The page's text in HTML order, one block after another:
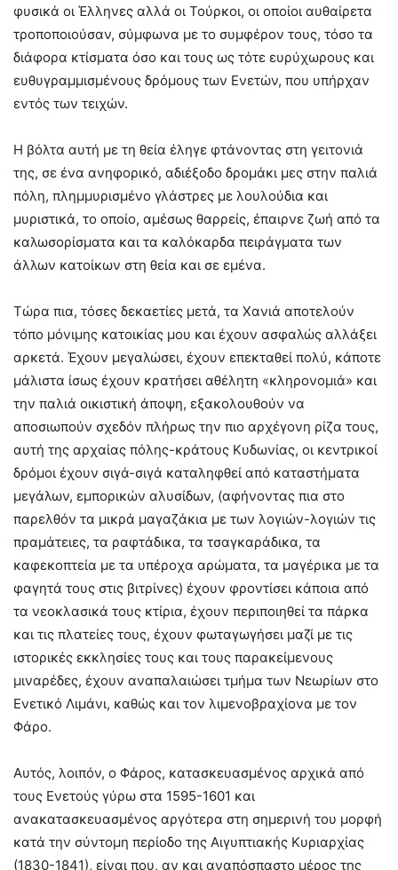
φυσικά οι Έλληνες αλλά οι Τούρκοι, οι οποίοι αυθαίρετα
τροποποιούσαν, σύμφωνα με το συμφέρον τους, τόσο τα
διάφορα κτίσματα όσο και τους ως τότε ευρύχωρους και
ευθυγραμμισμένους δρόμους των Ενετών, που υπήρχαν
εντός των τειχών.
Η βόλτα αυτή με τη θεία έληγε φτάνοντας στη γειτονιά
της, σε ένα ανηφορικό, αδιέξοδο δρομάκι μες στην παλιά
πόλη, πλημμυρισμένο γλάστρες με λουλούδια και
μυριστικά, το οποίο, αμέσως θαρρείς, έπαιρνε ζωή από τα
καλωσορίσματα και τα καλόκαρδα πειράγματα των
άλλων κατοίκων στη θεία και σε εμένα.
Τώρα πια, τόσες δεκαετίες μετά, τα Χανιά αποτελούν
τόπο μόνιμης κατοικίας μου και έχουν ασφαλώς αλλάξει
αρκετά. Έχουν μεγαλώσει, έχουν επεκταθεί πολύ, κάποτε
μάλιστα ίσως έχουν κρατήσει αθέλητη «κληρονομιά» και
την παλιά οικιστική άποψη, εξακολουθούν να
αποσιωπούν σχεδόν πλήρως την πιο αρχέγονη ρίζα τους,
αυτή της αρχαίας πόλης-κράτους Κυδωνίας, οι κεντρικοί
δρόμοι έχουν σιγά-σιγά καταληφθεί από καταστήματα
μεγάλων, εμπορικών αλυσίδων, (αφήνοντας πια στο
παρελθόν τα μικρά μαγαζάκια με των λογιών-λογιών τις
πραμάτειες, τα ραφτάδικα, τα τσαγκαράδικα, τα
καφεκοπτεία με τα υπέροχα αρώματα, τα μαγέρικα με τα
φαγητά τους στις βιτρίνες) έχουν φροντίσει κάποια από
τα νεοκλασικά τους κτίρια, έχουν περιποιηθεί τα πάρκα
και τις πλατείες τους, έχουν φωταγωγήσει μαζί με τις
ιστορικές εκκλησίες τους και τους παρακείμενους
μιναρέδες, έχουν αναπαλαιώσει τμήμα των Νεωρίων στο
Ενετικό Λιμάνι, καθώς και τον λιμενοβραχίονα με τον
Φάρο.
Αυτός, λοιπόν, ο Φάρος, κατασκευασμένος αρχικά από
τους Ενετούς γύρω στα 1595-1601 και
ανακατασκευασμένος αργότερα στη σημερινή του μορφή
κατά την σύντομη περίοδο της Αιγυπτιακής Κυριαρχίας
(1830-1841), είναι που, αν και αναπόσπαστο μέρος της